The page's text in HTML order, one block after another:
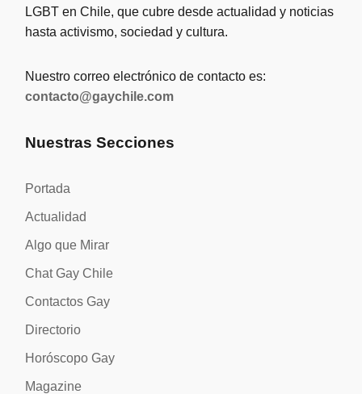
LGBT en Chile, que cubre desde actualidad y noticias
hasta activismo, sociedad y cultura.
Nuestro correo electrónico de contacto es:
contacto@gaychile.com
Nuestras Secciones
Portada
Actualidad
Algo que Mirar
Chat Gay Chile
Contactos Gay
Directorio
Horóscopo Gay
Magazine